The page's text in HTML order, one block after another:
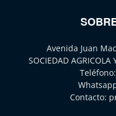
Avenida Juan
SOCIEDAD AGRICOLA
Teléfono:
Contacto: